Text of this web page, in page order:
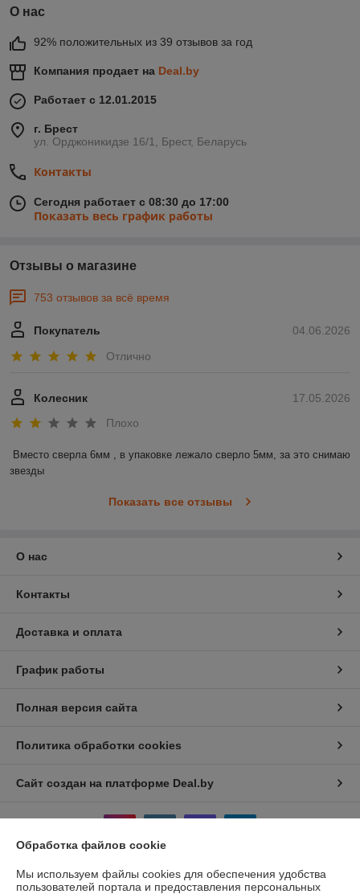
О нас
92% положительных из 39 отзывов за год
Компания продает на Deal.by
Работает с 12.01.2015
г. Брест
ул. Орджоникидзе 16/1, Брест, Беларусь
Контакты
Сегодня работает с 08:30 до 17:00
Показать весь график работы
Отзывы о магазине
753 отзывов за всё время
04.06.2026
Покупатель
Отлично
17.05.2026
Колесник
Плохо
Вместо сверла 6мм , в упаковке лежало сверло 5мм, за это снимаю
звезды
Показать все отзывы
О нас
Контакты
Доставка и оплата
График работы
Полная версия сайта
Политика обработки cookies
Сайт создан на платформе Deal.by
Информация для покупателя
Обработка файлов cookie
Мы используем файлы cookies для обеспечения удобства
пользователей портала и предоставления персональных